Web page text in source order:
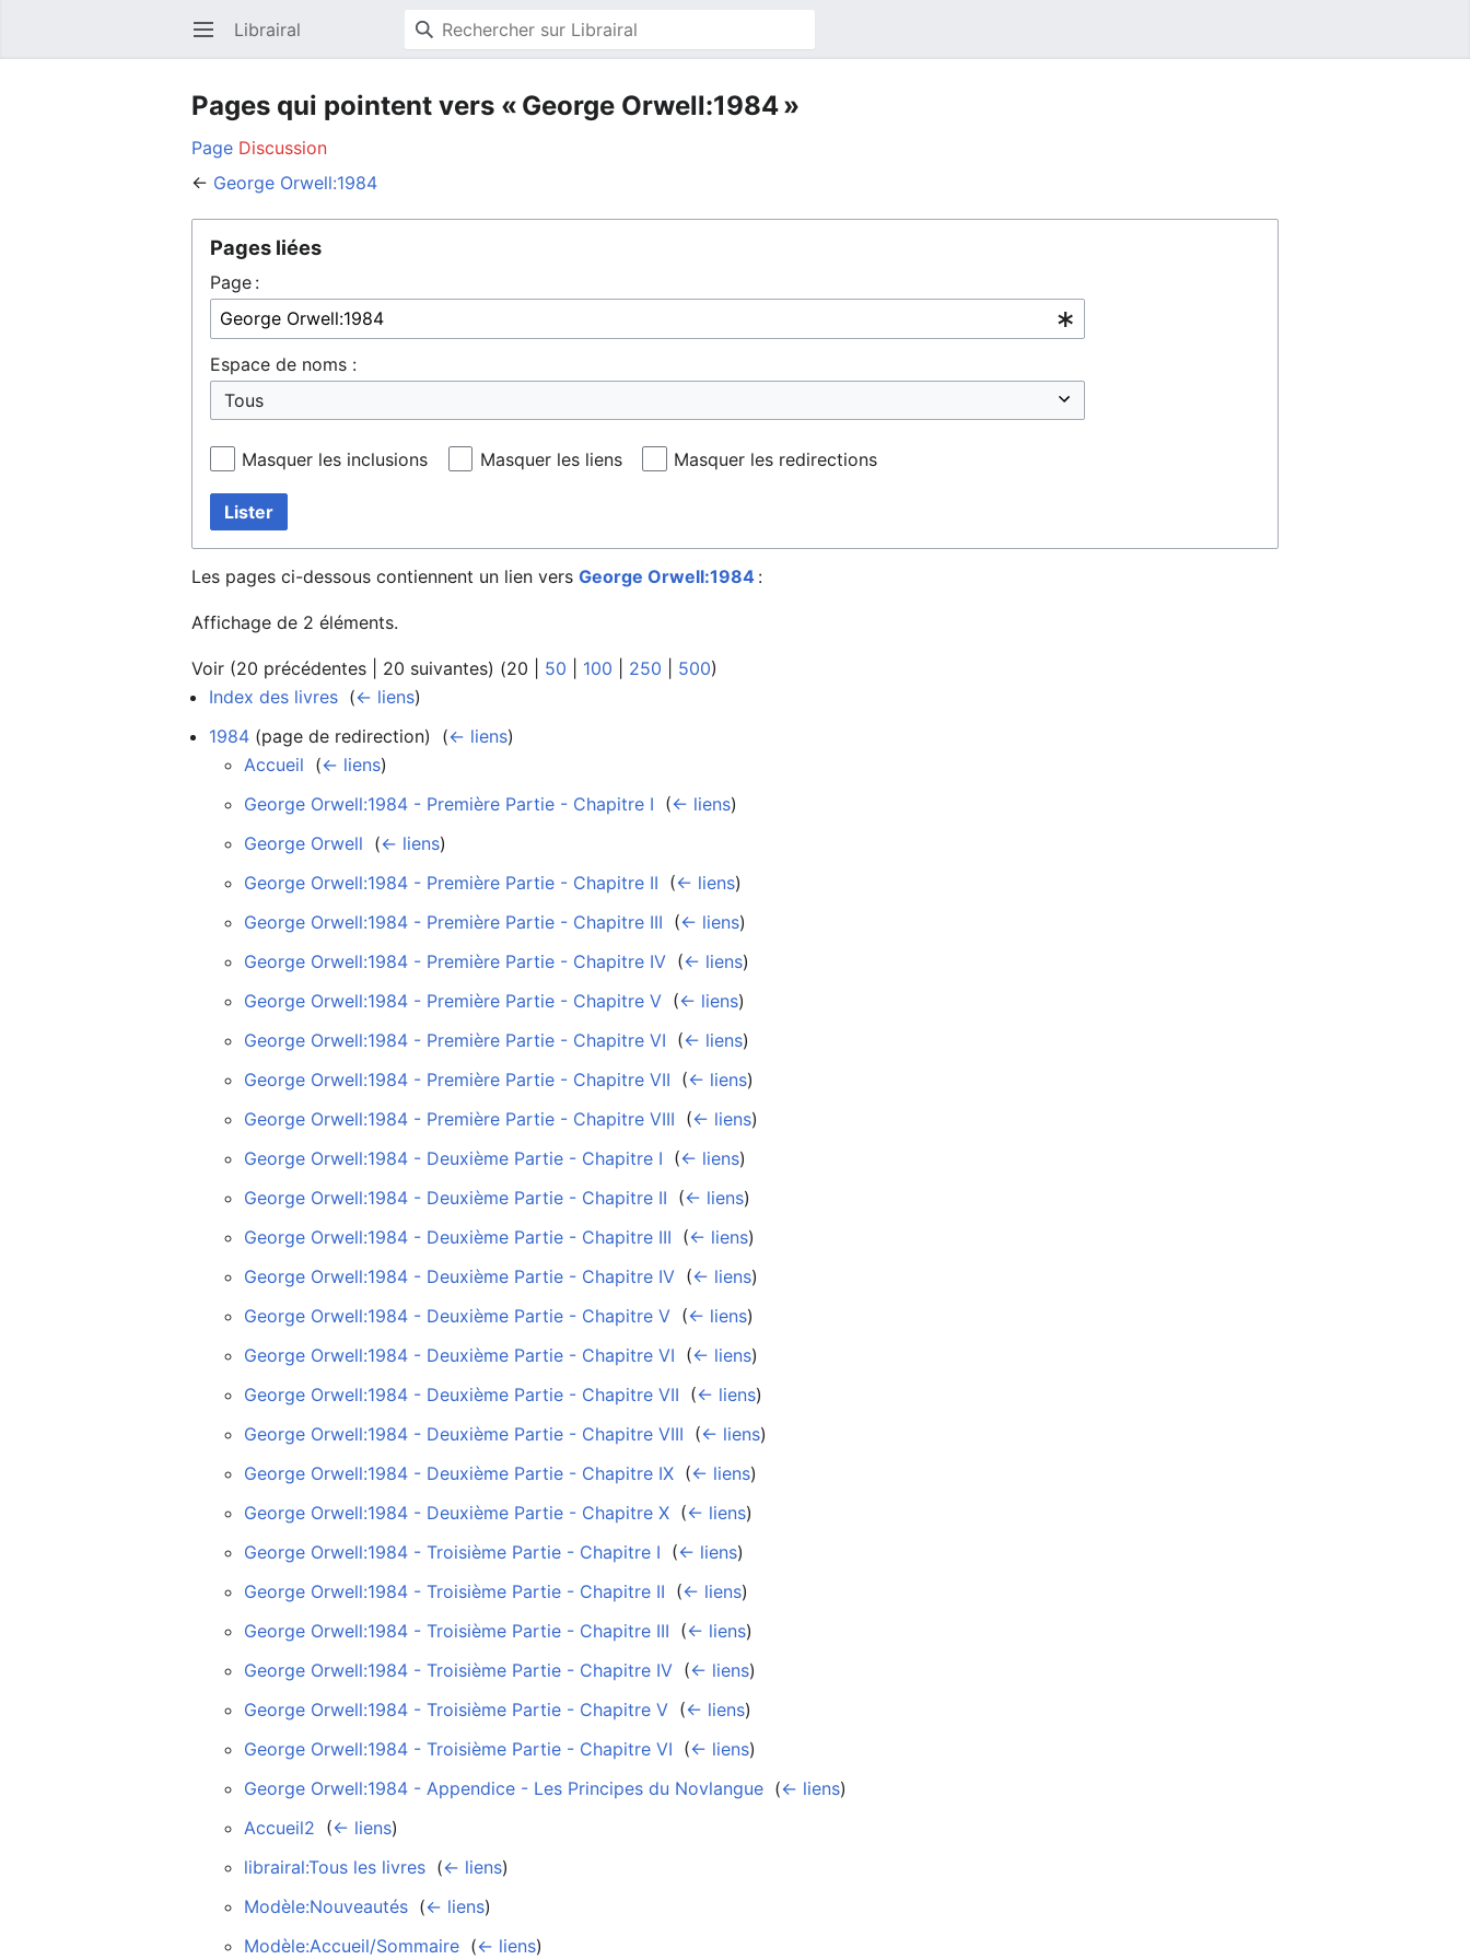
Ouvrir le menu principal Librairal
Pages qui pointent vers « George Orwell:1984 »
Page Discussion
← George Orwell:1984
Pages liées
Page :
Espace de noms :
Masquer les inclusions Masquer les liens Masquer les redirections
Lister
Les pages ci-dessous contiennent un lien versGeorge Orwell:1984 :
Affichage de 2 éléments.
Voir (20 précédentes 20 suivantes) (20 50 100 250 500)
Index des livres (← liens)
1984 (page de redirection) ‎ (← liens)
Accueil (← liens)
George Orwell:1984 - Première Partie - Chapitre I (← liens)
George Orwell (← liens)
George Orwell:1984 - Première Partie - Chapitre II (← liens)
George Orwell:1984 - Première Partie - Chapitre III (← liens)
George Orwell:1984 - Première Partie - Chapitre IV (← liens)
George Orwell:1984 - Première Partie - Chapitre V (← liens)
George Orwell:1984 - Première Partie - Chapitre VI (← liens)
George Orwell:1984 - Première Partie - Chapitre VII (← liens)
George Orwell:1984 - Première Partie - Chapitre VIII (← liens)
George Orwell:1984 - Deuxième Partie - Chapitre I (← liens)
George Orwell:1984 - Deuxième Partie - Chapitre II (← liens)
George Orwell:1984 - Deuxième Partie - Chapitre III (← liens)
George Orwell:1984 - Deuxième Partie - Chapitre IV (← liens)
George Orwell:1984 - Deuxième Partie - Chapitre V (← liens)
George Orwell:1984 - Deuxième Partie - Chapitre VI (← liens)
George Orwell:1984 - Deuxième Partie - Chapitre VII (← liens)
George Orwell:1984 - Deuxième Partie - Chapitre VIII (← liens)
George Orwell:1984 - Deuxième Partie - Chapitre IX (← liens)
George Orwell:1984 - Deuxième Partie - Chapitre X (← liens)
George Orwell:1984 - Troisième Partie - Chapitre I (← liens)
George Orwell:1984 - Troisième Partie - Chapitre II (← liens)
George Orwell:1984 - Troisième Partie - Chapitre III (← liens)
George Orwell:1984 - Troisième Partie - Chapitre IV (← liens)
George Orwell:1984 - Troisième Partie - Chapitre V (← liens)
George Orwell:1984 - Troisième Partie - Chapitre VI (← liens)
George Orwell:1984 - Appendice - Les Principes du Novlangue (← liens)
Accueil2 (← liens)
librairal:Tous les livres (← liens)
Modèle:Nouveautés (← liens)
Modèle:Accueil/Sommaire (← liens)